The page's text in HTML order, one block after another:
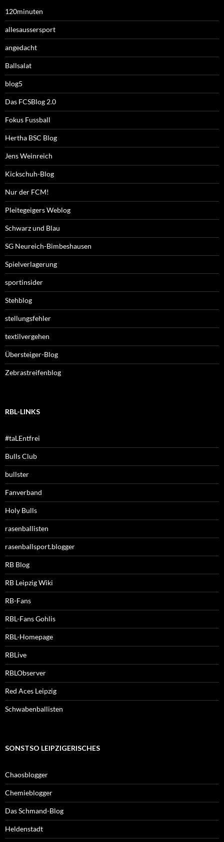
120minuten
allesaussersport
angedacht
Ballsalat
blog5
Das FCSBlog 2.0
Fokus Fussball
Hertha BSC Blog
Jens Weinreich
Kickschuh-Blog
Nur der FCM!
Pleitegeigers Weblog
Schwarz und Blau
SG Neureich-Bimbeshausen
Spielverlagerung
sportinsider
Stehblog
stellungsfehler
textilvergehen
Übersteiger-Blog
Zebrastreifenblog
RBL-LINKS
#taLEntfrei
Bulls Club
bullster
Fanverband
Holy Bulls
rasenballisten
rasenballsport.blogger
RB Blog
RB Leipzig Wiki
RB-Fans
RBL-Fans Gohlis
RBL-Homepage
RBLive
RBLObserver
Red Aces Leipzig
Schwabenballisten
SONSTSO LEIPZIGERISCHES
Chaosblogger
Chemieblogger
Das Schmand-Blog
Heldenstadt